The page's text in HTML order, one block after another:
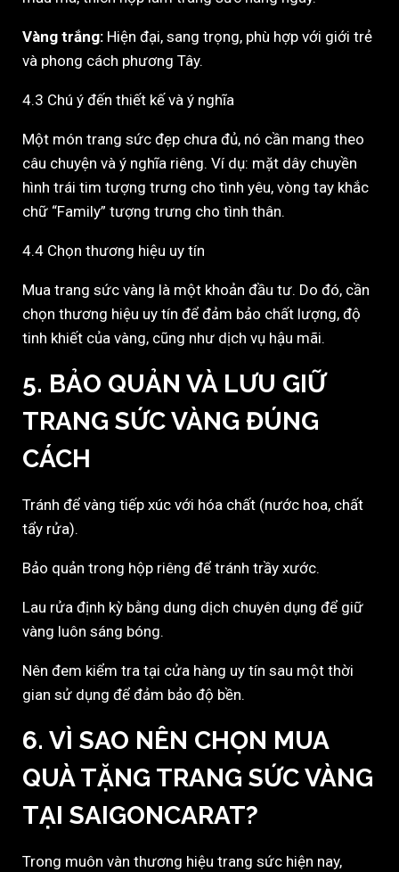
Vàng trắng: Hiện đại, sang trọng, phù hợp với giới trẻ
và phong cách phương Tây.
4.3 Chú ý đến thiết kế và ý nghĩa
Một món trang sức đẹp chưa đủ, nó cần mang theo
câu chuyện và ý nghĩa riêng. Ví dụ: mặt dây chuyền
hình trái tim tượng trưng cho tình yêu, vòng tay khắc
chữ “Family” tượng trưng cho tình thân.
4.4 Chọn thương hiệu uy tín
Mua trang sức vàng là một khoản đầu tư. Do đó, cần
chọn thương hiệu uy tín để đảm bảo chất lượng, độ
tinh khiết của vàng, cũng như dịch vụ hậu mãi.
5. BẢO QUẢN VÀ LƯU GIỮ
TRANG SỨC VÀNG ĐÚNG
CÁCH
Tránh để vàng tiếp xúc với hóa chất (nước hoa, chất
tẩy rửa).
Bảo quản trong hộp riêng để tránh trầy xước.
Lau rửa định kỳ bằng dung dịch chuyên dụng để giữ
vàng luôn sáng bóng.
Nên đem kiểm tra tại cửa hàng uy tín sau một thời
gian sử dụng để đảm bảo độ bền.
6. VÌ SAO NÊN CHỌN MUA
QUÀ TẶNG TRANG SỨC VÀNG
TẠI SAIGONCARAT?
Trong muôn vàn thương hiệu trang sức hiện nay,